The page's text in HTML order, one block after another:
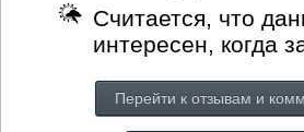
Считается, что
интересен, когда
Перейти к отзывам и